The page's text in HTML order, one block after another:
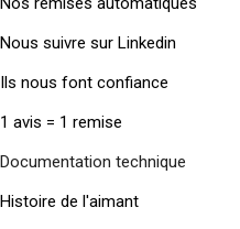
Nous suivre sur Linkedin
Ils nous font confiance
1 avis = 1 remise
Documentation technique
Histoire de l'aimant